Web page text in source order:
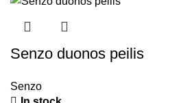
Senzo duonos peilis
Senzo